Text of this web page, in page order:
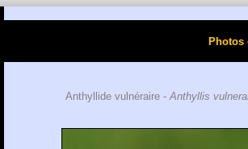
Anthyllide vulnéraire -Anthyllis